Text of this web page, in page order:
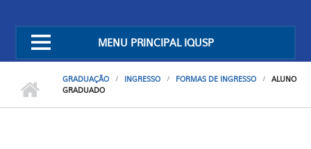
MENU PRINCIPAL IQUSP
GRADUAÇÃO INGRESSO FORMAS DE INGRESSO
ALUNO
GRADUADO